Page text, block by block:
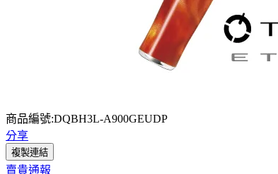
商品編號:DQBH3L-A900GEUDP
分享
複製連結
賣貴通報